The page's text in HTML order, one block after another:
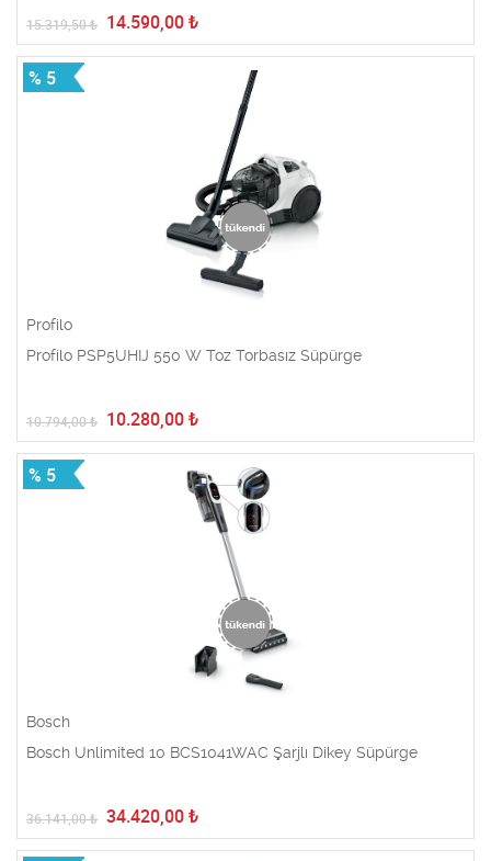
15.319,50₺ 14.590,00 ₺
% 5
Profilo
Profilo PSP5UHIJ 550 W Toz Torbasız Süpürge
10.794,00₺ 10.280,00 ₺
% 5
Bosch
Bosch Unlimited 10 BCS1041WAC Şarjlı Dikey Süpürge
36.141,00₺ 34.420,00 ₺